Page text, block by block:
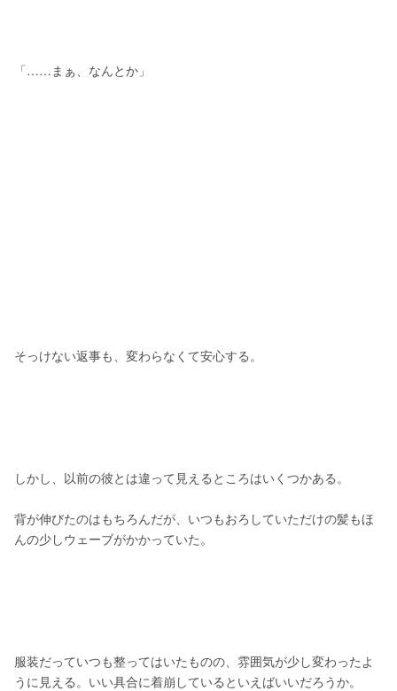
「……まぁ、なんとか」
そっけない返事も、変わらなくて安心する。
しかし、以前の彼とは違って見えるところはいくつかある。
背が伸びたのはもちろんだが、いつもおろしていただけの髪もほ
んの少しウェーブがかかっていた。
服装だっていつも整ってはいたものの、雰囲気が少し変わったよ
うに見える。いい具合に着崩しているといえばいいだろうか。